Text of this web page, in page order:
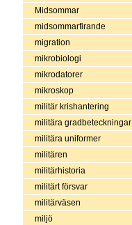
Midsommar
midsommarfirande
migration
mikrobiologi
mikrodatorer
mikroskop
militär krishantering
militära gradbeteckningar
militära uniformer
militären
militärhistoria
militärt försvar
militärväsen
miljö